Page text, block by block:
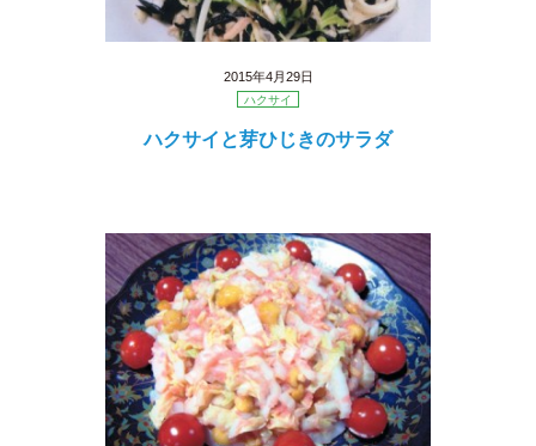
2015年4月29日
ハクサイ
ハクサイと芽ひじきのサラダ